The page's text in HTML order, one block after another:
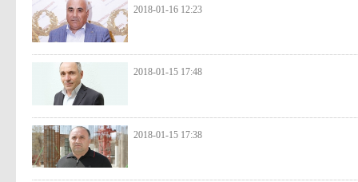
2018-01-16 12:23
2018-01-15 17:48
2018-01-15 17:38